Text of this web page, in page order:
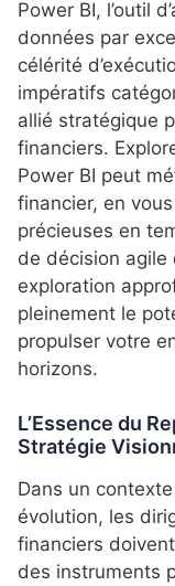
Power BI, l’outil
données par
célérité
impératifs
allié stratégique
financiers.
Power BI peut
financier, en
précieuses en
de décision agile
exploration
pleinement le
propulser votre
horizons.
L’Essence du
Stratégie
Dans un
évolution, les
financiers
des instruments